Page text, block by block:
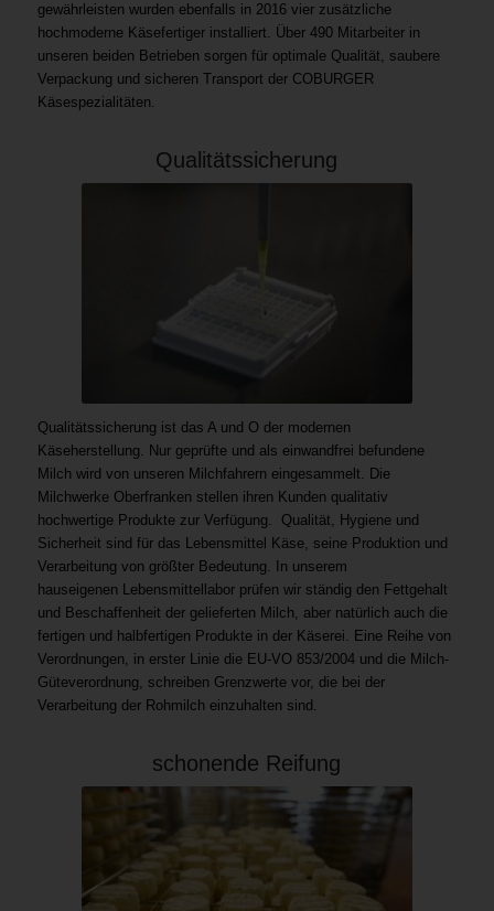
gewährleisten wurden ebenfalls in 2016 vier zusätzliche
hochmoderne Käsefertiger installiert. Über 490 Mitarbeiter in
unseren beiden Betrieben sorgen für optimale Qualität, saubere
Verpackung und sicheren Transport der COBURGER
Käsespezialitäten.
Qualitätssicherung
Qualitätssicherung ist das A und O der modernen
Käseherstellung. Nur geprüfte und als einwandfrei befundene
Milch wird von unseren Milchfahrern eingesammelt. Die
Milchwerke Oberfranken stellen ihren Kunden qualitativ
hochwertige Produkte zur Verfügung. Qualität, Hygiene und
Sicherheit sind für das Lebensmittel Käse, seine Produktion und
Verarbeitung von größter Bedeutung. In unserem
hauseigenen Lebensmittellabor prüfen wir ständig den Fettgehalt
und Beschaffenheit der gelieferten Milch, aber natürlich auch die
fertigen und halbfertigen Produkte in der Käserei. Eine Reihe von
Verordnungen, in erster Linie die EU-VO 853/2004 und die Milch-
Güteverordnung, schreiben Grenzwerte vor, die bei der
Verarbeitung der Rohmilch einzuhalten sind.
schonende Reifung